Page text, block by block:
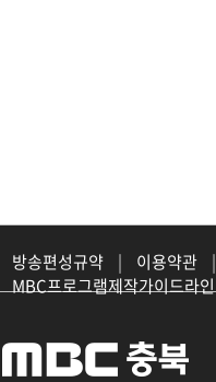
방송편성규약 | 이용약관 |
MBC프로그램제작가이드라인